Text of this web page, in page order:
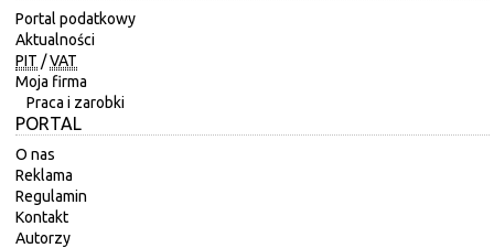
Portal podatkowy
Aktualności
PIT /VAT
Moja firma
Praca i zarobki
PORTAL
O nas
Reklama
Regulamin
Kontakt
Autorzy